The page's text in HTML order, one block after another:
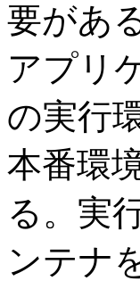
要があ
アプリ
の実行
本番環
る。実
ンテナ